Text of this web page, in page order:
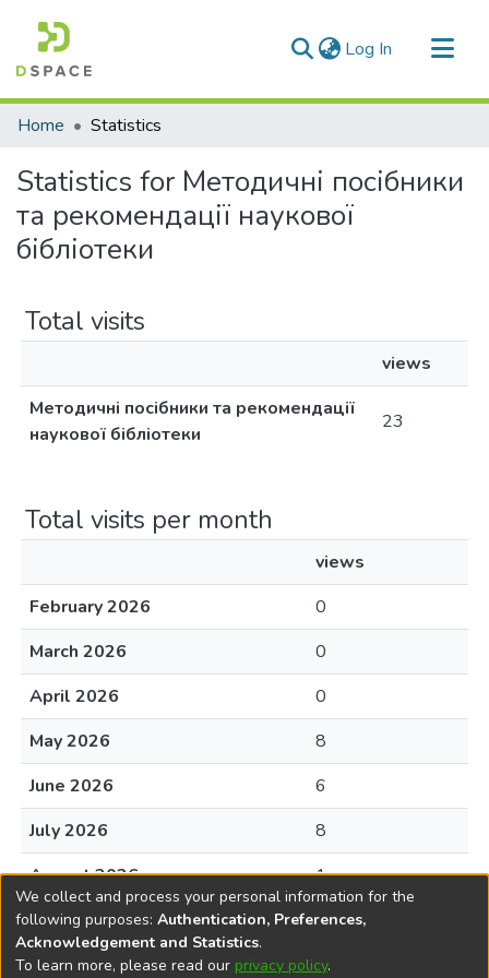
Log In (current)
Communities & Collections
Home Statistics
Statistics for Методичні посібники
та рекомендації наукової
бібліотеки
Total visits
views
Методичні посібники та рекомендації
наукової бібліотеки
23
Total visits per month
views
February 2026
0
March 2026
0
April 2026
0
May 2026
8
June 2026
6
July 2026
8
August 2026
1
We collect and process your personal information for the
following purposes: Authentication, Preferences,
Acknowledgement and Statistics.
To learn more, please read our privacy policy.